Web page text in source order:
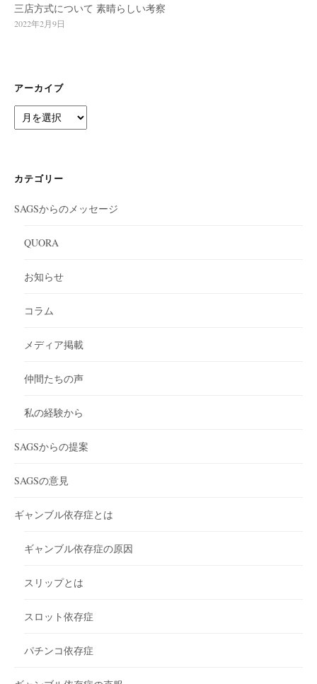
三店方式について 素晴らしい考察
2022年2月9日
アーカイブ
ー
ブ
カテゴリー
SAGSからのメッセージ
QUORA
お知らせ
コラム
メディア掲載
仲間たちの声
私の経験から
SAGSからの提案
SAGSの意見
ギャンブル依存症とは
ギャンブル依存症の原因
スリップとは
スロット依存症
パチンコ依存症